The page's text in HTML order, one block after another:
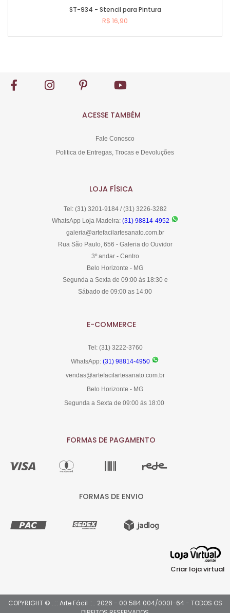
ST-934 - Stencil para Pintura
R$ 16,90
ACESSE TAMBÉM
Fale Conosco
Politica de Entregas, Trocas e Devoluções
LOJA FÍSICA
Tel: (31) 3201-9184 / (31) 3226-3282
WhatsApp Loja Madeira: (31) 98814-4952
galeria@artefacilartesanato.com.br
Rua São Paulo, 656 - Galeria do Ouvidor
3º andar - Centro
Belo Horizonte - MG
Segunda a Sexta de 09:00 ás 18:30 e
Sábado de 09:00 as 14:00
E-COMMERCE
Tel: (31) 3222-3760
WhatsApp: (31) 98814-4950
vendas@artefacilartesanato.com.br
Belo Horizonte - MG
Segunda a Sexta de 09:00 ás 18:00
FORMAS DE PAGAMENTO
FORMAS DE ENVIO
Criar loja virtual
COPYRIGHT © ..:: Arte Fácil ::.. 2026 - 00.584.004/0001-64 - TODOS OS